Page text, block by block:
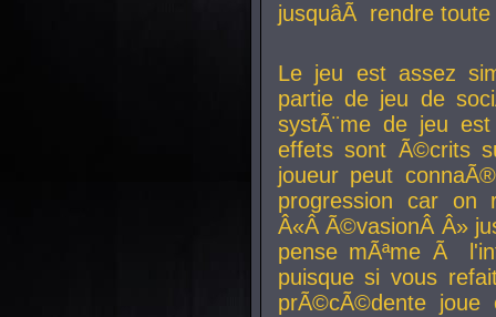
jusquâÃ rendre
Le jeu est assez
partie de jeu de
systÃ¨me de jeu
effets sont Ã©crits
joueur peut
progression car
Â«Â Ã©vasionÂ Â»
pense mÃªme Ã
puisque si vous
prÃ©cÃ©dente